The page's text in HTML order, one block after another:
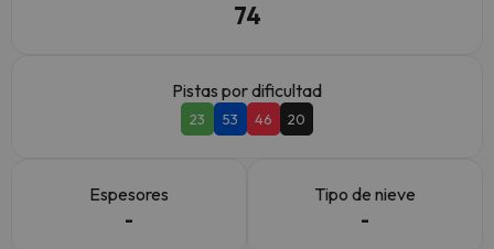
74
Pistas por dificultad
23 53 46 20
Espesores
-
Tipo de nieve
-